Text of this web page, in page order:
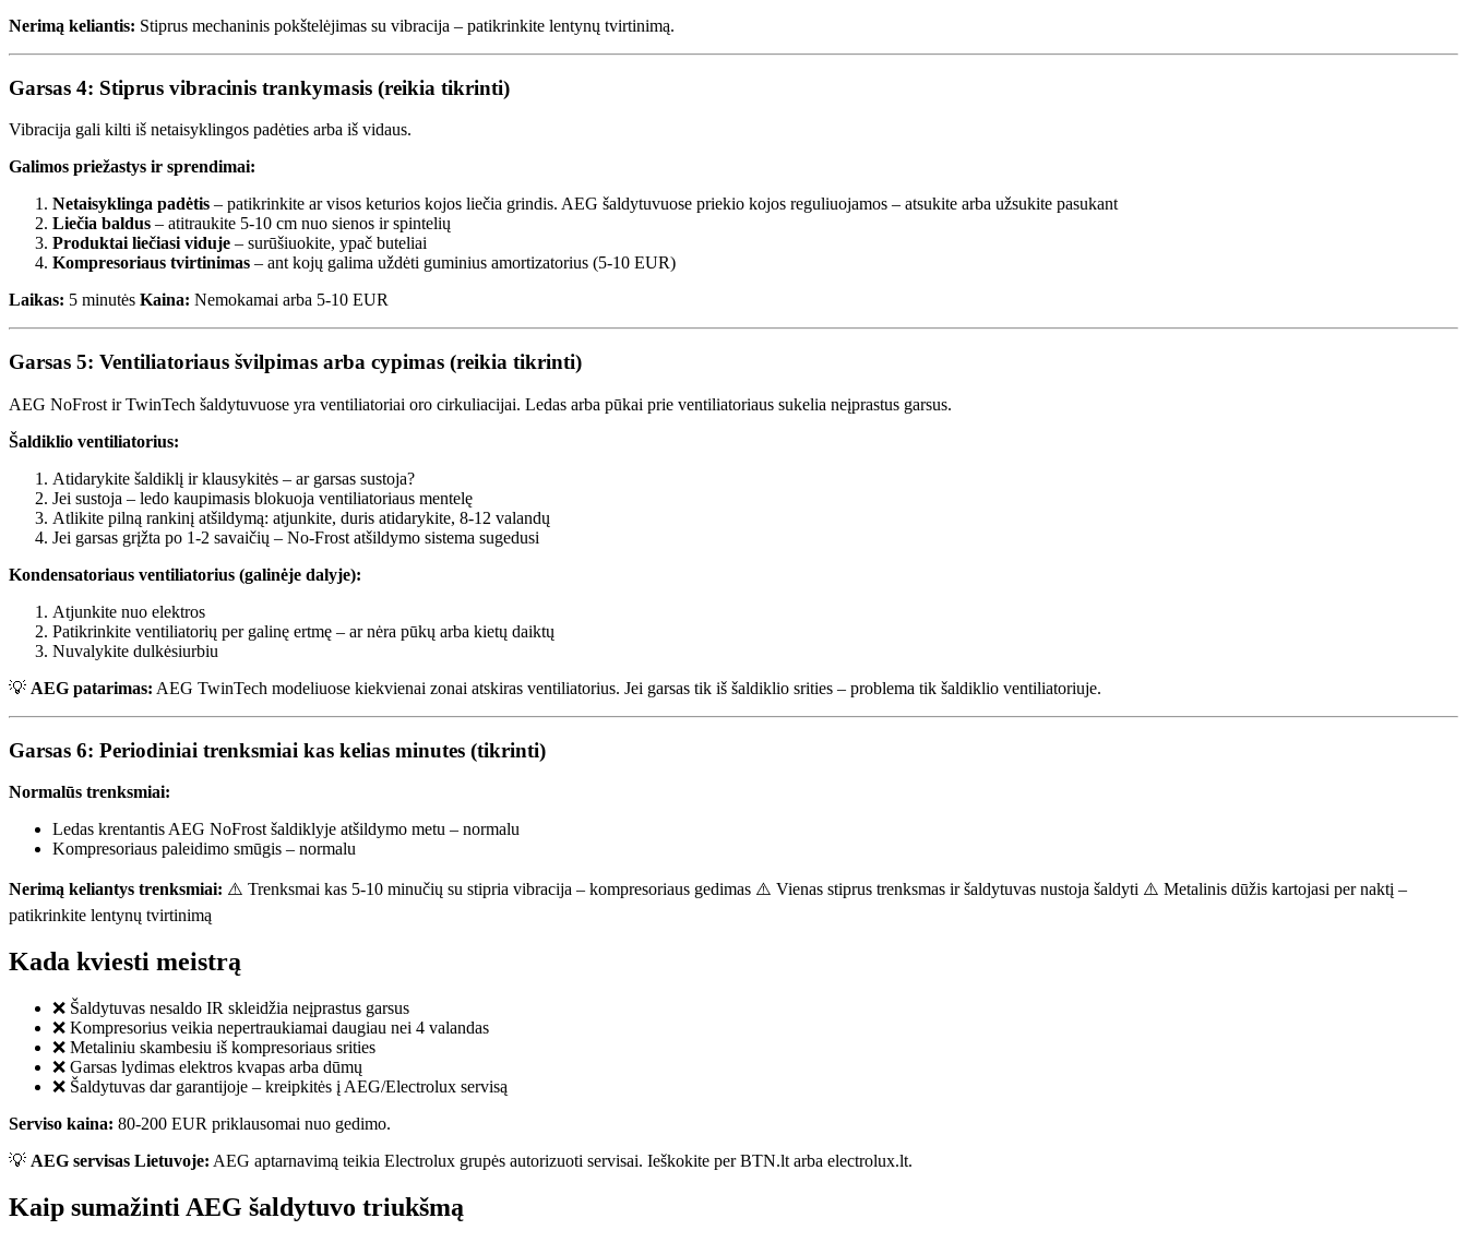
Nerimą keliantis: Stiprus mechaninis pokštelėjimas su vibracija – patikrinkite lentynų tvirtinimą.
Garsas 4: Stiprus vibracinis trankymasis (reikia tikrinti)
Vibracija gali kilti iš netaisyklingos padėties arba iš vidaus.
Galimos priežastys ir sprendimai:
Netaisyklinga padėtis – patikrinkite ar visos keturios kojos liečia grindis. AEG šaldytuvuose priekio kojos reguliuojamos – atsukite arba užsukite pasukant
Liečia baldus – atitraukite 5-10 cm nuo sienos ir spintelių
Produktai liečiasi viduje – surūšiuokite, ypač buteliai
Kompresoriaus tvirtinimas – ant kojų galima uždėti guminius amortizatorius (5-10 EUR)
Laikas: 5 minutės Kaina: Nemokamai arba 5-10 EUR
Garsas 5: Ventiliatoriaus švilpimas arba cypimas (reikia tikrinti)
AEG NoFrost ir TwinTech šaldytuvuose yra ventiliatoriai oro cirkuliacijai. Ledas arba pūkai prie ventiliatoriaus sukelia neįprastus garsus.
Šaldiklio ventiliatorius:
Atidarykite šaldiklį ir klausykitės – ar garsas sustoja?
Jei sustoja – ledo kaupimasis blokuoja ventiliatoriaus mentelę
Atlikite pilną rankinį atšildymą: atjunkite, duris atidarykite, 8-12 valandų
Jei garsas grįžta po 1-2 savaičių – No-Frost atšildymo sistema sugedusi
Kondensatoriaus ventiliatorius (galinėje dalyje):
Atjunkite nuo elektros
Patikrinkite ventiliatorių per galinę ertmę – ar nėra pūkų arba kietų daiktų
Nuvalykite dulkėsiurbiu
💡 AEG patarimas: AEG TwinTech modeliuose kiekvienai zonai atskiras ventiliatorius. Jei garsas tik iš šaldiklio srities – problema tik šaldiklio ventiliatoriuje.
Garsas 6: Periodiniai trenksmiai kas kelias minutes (tikrinti)
Normalūs trenksmiai:
Ledas krentantis AEG NoFrost šaldiklyje atšildymo metu – normalu
Kompresoriaus paleidimo smūgis – normalu
Nerimą keliantys trenksmiai: ⚠️ Trenksmai kas 5-10 minučių su stipria vibracija – kompresoriaus gedimas ⚠️ Vienas stiprus trenksmas ir šaldytuvas nustoja šaldyti ⚠️ Metalinis dūžis kartojasi per naktį –
patikrinkite lentynų tvirtinimą
Kada kviesti meistrą
❌ Šaldytuvas nesaldo IR skleidžia neįprastus garsus
❌ Kompresorius veikia nepertraukiamai daugiau nei 4 valandas
❌ Metaliniu skambesiu iš kompresoriaus srities
❌ Garsas lydimas elektros kvapas arba dūmų
❌ Šaldytuvas dar garantijoje – kreipkitės į AEG/Electrolux servisą
Serviso kaina: 80-200 EUR priklausomai nuo gedimo.
💡 AEG servisas Lietuvoje: AEG aptarnavimą teikia Electrolux grupės autorizuoti servisai. Ieškokite per BTN.lt arba electrolux.lt.
Kaip sumažinti AEG šaldytuvo triukšmą